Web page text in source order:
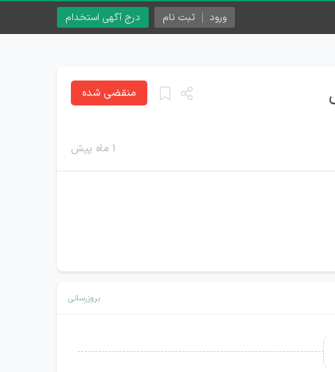
درج آگهی استخدام ورود ثبت نام
۱ ماه پیش
منقضی شده
بروزرسانی